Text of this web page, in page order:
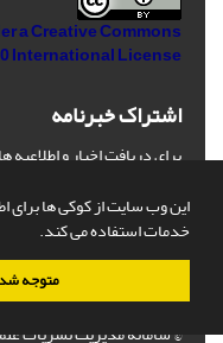
این وب سایت از کوکی ها برای
خدمات استفاده می کند.
متوجه
aCreative Commons
International License
اشتراک خبرنامه
برای دریافت اخبار و
© سامانه مدیریت نشریات